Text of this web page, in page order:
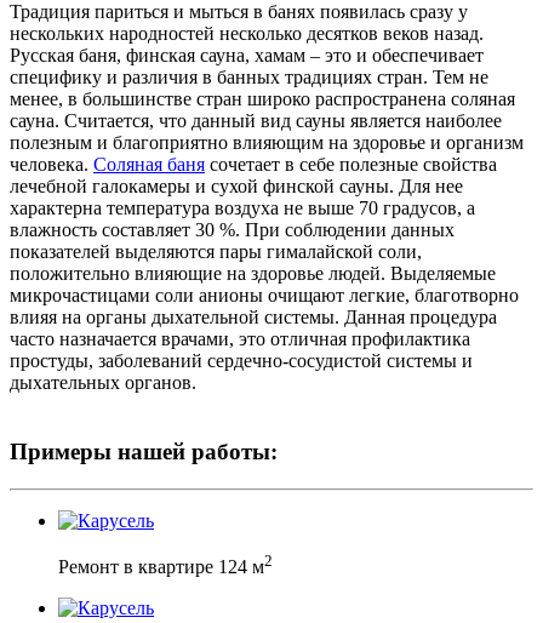
Традиция париться и мыться в банях появилась сразу у
нескольких народностей несколько десятков веков назад.
Русская баня, финская сауна, хамам – это и обеспечивает
специфику и различия в банных традициях стран. Тем не
менее, в большинстве стран широко распространена соляная
сауна. Считается, что данный вид сауны является наиболее
полезным и благоприятно влияющим на здоровье и организм
человека. Соляная баня сочетает в себе полезные свойства
лечебной галокамеры и сухой финской сауны. Для нее
характерна температура воздуха не выше 70 градусов, а
влажность составляет 30 %. При соблюдении данных
показателей выделяются пары гималайской соли,
положительно влияющие на здоровье людей. Выделяемые
микрочастицами соли анионы очищают легкие, благотворно
влияя на органы дыхательной системы. Данная процедура
часто назначается врачами, это отличная профилактика
простуды, заболеваний сердечно-сосудистой системы и
дыхательных органов.
Примеры нашей работы:
Ремонт в квартире 124 м2